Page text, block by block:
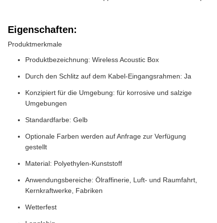
Eigenschaften:
Produktmerkmale
Produktbezeichnung: Wireless Acoustic Box
Durch den Schlitz auf dem Kabel-Eingangsrahmen: Ja
Konzipiert für die Umgebung: für korrosive und salzige
Umgebungen
Standardfarbe: Gelb
Optionale Farben werden auf Anfrage zur Verfügung
gestellt
Material: Polyethylen-Kunststoff
Anwendungsbereiche: Ölraffinerie, Luft- und Raumfahrt,
Kernkraftwerke, Fabriken
Wetterfest